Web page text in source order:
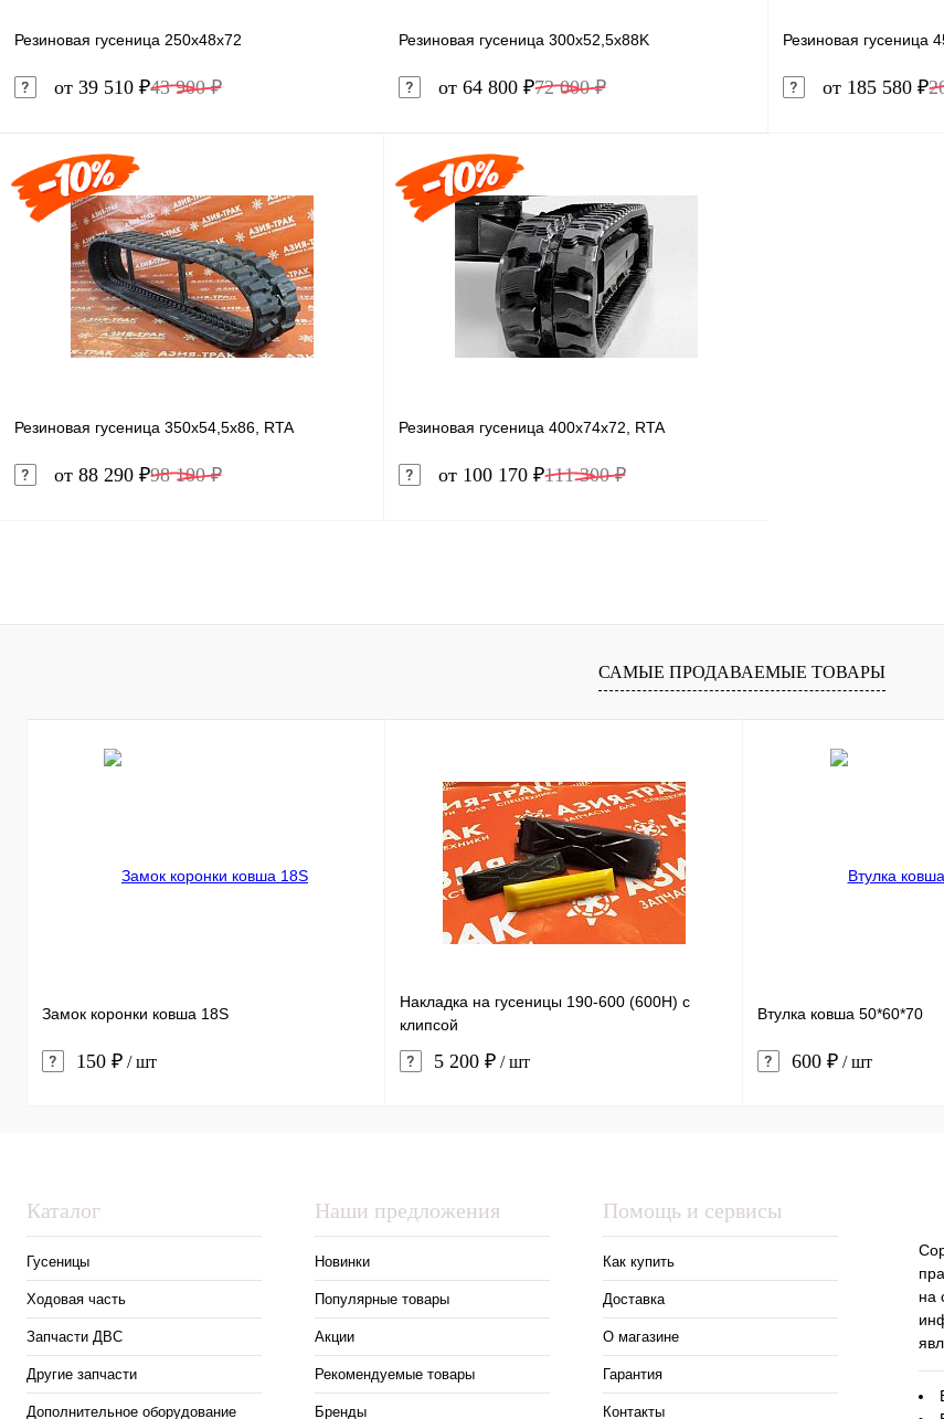
Резиновая гусеница 250x48x72
от 39 510 ₽43 900 ₽
Купить в 1 клик Сравнение
В избранное Под заказ
Резиновая гусеница 300x52,5x88K
от 64 800 ₽72 000 ₽
Купить в 1 клик Сравнение
В избранное В наличии
Резиновая гусеница
от 185 580 ₽
Резиновая гусеница 350x54,5x86, RTA
от 88 290 ₽98 100 ₽
Резиновая гусеница 400x74x72, RTA
от 100 170 ₽111 300 ₽
САМЫЕ ПРОДАВАЕМЫЕ ТОВАРЫ
Замок коронки ковша 18S
150 ₽ / шт
Накладка на гусеницы 190-600 (600H) с
клипсой
5 200 ₽ / шт
Втулка ковша 50*60*70
600 ₽ / шт
Каталог
Гусеницы
Ходовая часть
Запчасти ДВС
Другие запчасти
Дополнительное оборудование
Наши предложения
Новинки
Популярные товары
Акции
Рекомендуемые товары
Бренды
Помощь и сервисы
Как купить
Доставка
О магазине
Гарантия
Контакты
на